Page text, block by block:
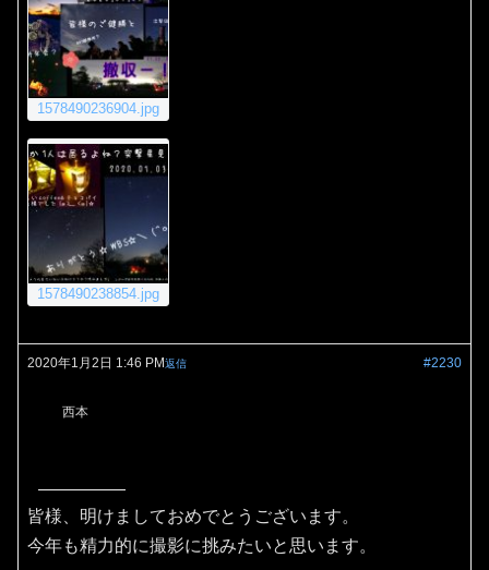
1578490236904.jpg
1578490238854.jpg
2020年1月2日 1:46 PM #2230
返信
西本
皆様、明けましておめでとうございます。
今年も精力的に撮影に挑みたいと思います。